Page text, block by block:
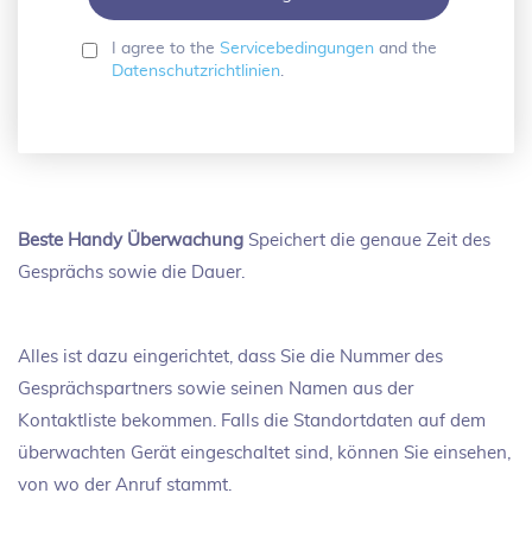
I agree to the Servicebedingungenand the
Datenschutzrichtlinien.
Beste Handy Überwachung Speichert die genaue Zeit des
Gesprächs sowie die Dauer.
Alles ist dazu eingerichtet, dass Sie die Nummer des
Gesprächspartners sowie seinen Namen aus der
Kontaktliste bekommen. Falls die Standortdaten auf dem
überwachten Gerät eingeschaltet sind, können Sie einsehen,
von wo der Anruf stammt.